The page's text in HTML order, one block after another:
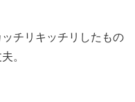
チリキッチリしたもの
。